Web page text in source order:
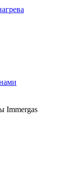
Immergas